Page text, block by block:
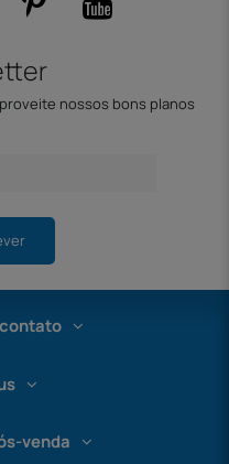
nossos bons planos
venda